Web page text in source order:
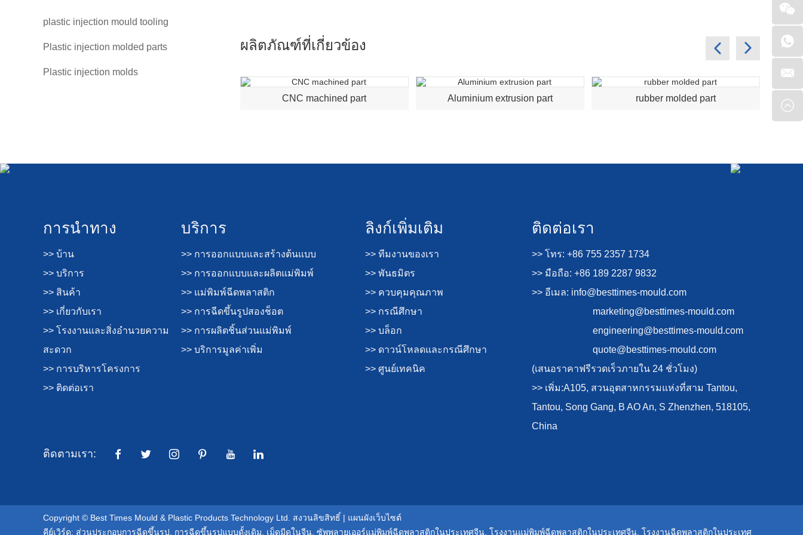
ผลิตภัณฑ์ที่เกี่ยวข้อง
CNC machined part Aluminium extrusion part rubber molded part
plastic injection mould tooling
Plastic injection molded parts
Plastic injection molds
การนำทาง
>> บ้าน
>> บริการ
>> สินค้า
>> เกี่ยวกับเรา
>> โรงงานและสิ่งอำนวยความ
สะดวก
>> การบริหารโครงการ
>> ติดต่อเรา
บริการ
>> การออกแบบและสร้างต้นแบบ
>> การออกแบบและผลิตแม่พิมพ์
>> แม่พิมพ์ฉีดพลาสติก
>> การฉีดขึ้นรูปสองช็อต
>> การผลิตชิ้นส่วนแม่พิมพ์
>> บริการมูลค่าเพิ่ม
ลิงก์เพิ่มเติม
>> ทีมงานของเรา
>> พันธมิตร
>> ควบคุมคุณภาพ
>> กรณีศึกษา
>> บล็อก
>> ดาวน์โหลดและกรณีศึกษา
>> ศูนย์เทคนิค
ติดต่อเรา
>> โทร: +86 755 2357 1734
>> มือถือ: +86 189 2287 9832
>> อีเมล: info@besttimes-mould.com
marketing@besttimes-mould.com
engineering@besttimes-mould.com
quote@besttimes-mould.com
(เสนอราคาฟรีรวดเร็วภายใน 24 ชั่วโมง)
>> เพิ่ม:A105, สวนอุตสาหกรรมแห่งที่สาม Tantou,
Tantou, Song Gang, B AO An, S Zhenzhen, 518105,
China
ติดตามเรา:
Copyright © Best Times Mould & Plastic Products Technology Ltd. สงวนลิขสิทธิ์ | แผนผังเว็บไซต์
คีย์เวิร์ด: ส่วนประกอบการฉีดขึ้นรูป การฉีดขึ้นรูปแบบดั้งเดิม เม็ดมีดในจีน ซัพพลายเออร์แม่พิมพ์ฉีดพลาสติกในประเทศจีน โรงงานแม่พิมพ์ฉีดพลาสติกในประเทศจีน โรงงานฉีดพลาสติกในประเทศ